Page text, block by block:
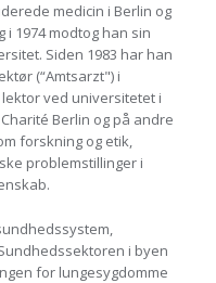
medicin i Berlin og
i 1974 modtog han sin
Siden 1983 har han
(“Amtsarzt") i
ved universitetet i
Berlin og på andre
forskning og etik,
problemstillinger i
i byen
for lungesygdomme